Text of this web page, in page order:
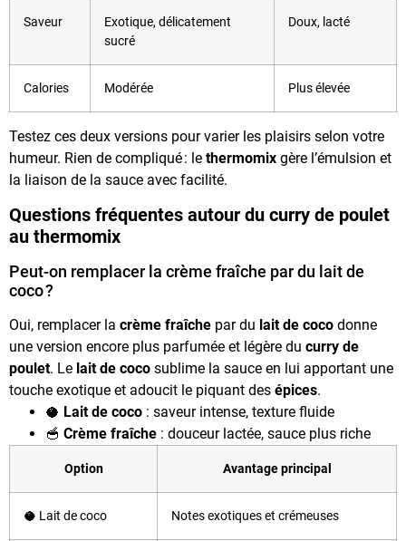
Saveur
Exotique, délicatement
sucré
Doux, lacté
Calories Modérée Plus élevée
Testez ces deux versions pour varier les plaisirs selon votre
humeur. Rien de compliqué : le thermomix gère l’émulsion et
la liaison de la sauce avec facilité.
Questions fréquentes autour du curry de poulet
au thermomix
Peut-on remplacer la crème fraîche par du lait de
coco ?
Oui, remplacer la crème fraîche par du lait de coco donne
une version encore plus parfumée et légère du curry de
poulet. Le lait de coco sublime la sauce en lui apportant une
touche exotique et adoucit le piquant des épices.
🥥 Lait de coco : saveur intense, texture fluide
🥣 Crème fraîche : douceur lactée, sauce plus riche
Option Avantage principal
🥥 Lait de coco Notes exotiques et crémeuses